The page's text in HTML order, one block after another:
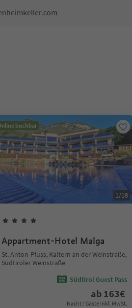
buchbar
1/18
Appartment-Hotel Malga
St. Anton-Pfuss, Kaltern an der Weinstraße,
Südtiroler Weinstraße
Südtirol Guest Pass
ab 163€
Nacht / Gäste Inkl. MwSt.